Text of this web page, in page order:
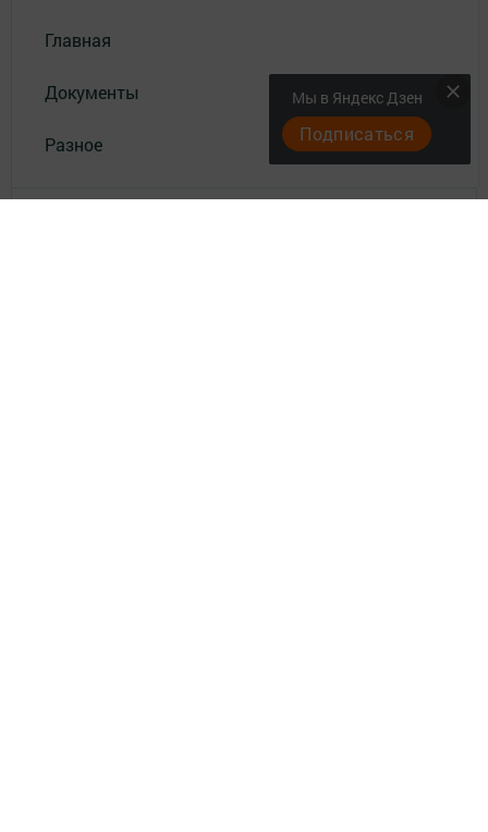
Главная
Документы
Разное
Мы в Яндекс Дзен
Подписаться